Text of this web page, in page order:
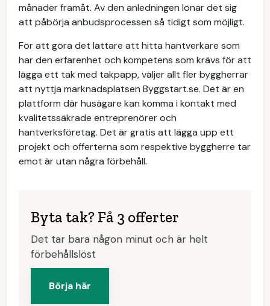
månader framåt. Av den anledningen lönar det sig
att påbörja anbudsprocessen så tidigt som möjligt.
För att göra det lättare att hitta hantverkare som
har den erfarenhet och kompetens som krävs för att
lägga ett tak med takpapp, väljer allt fler byggherrar
att nyttja marknadsplatsen Byggstart.se. Det är en
plattform där husägare kan komma i kontakt med
kvalitetssäkrade entreprenörer och
hantverksföretag. Det är gratis att lägga upp ett
projekt och offerterna som respektive byggherre tar
emot är utan några förbehåll.
Byta tak? Få 3 offerter
Det tar bara någon minut och är helt
förbehållslöst
Börja här